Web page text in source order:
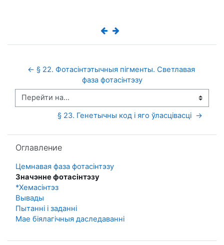
← § 22. Фотасінтэтычныя пігменты. Светлавая
фаза фотасінтэзу
Перейти на...
§ 23. Генетычны код і яго ўласцівасці  →
Оглавление
Цемнавая фаза фотасінтэзу
Значэнне фотасінтэзу
*Хемасінтэз
Вывады
Пытанні і заданні
Мае біялагічныя даследаванні